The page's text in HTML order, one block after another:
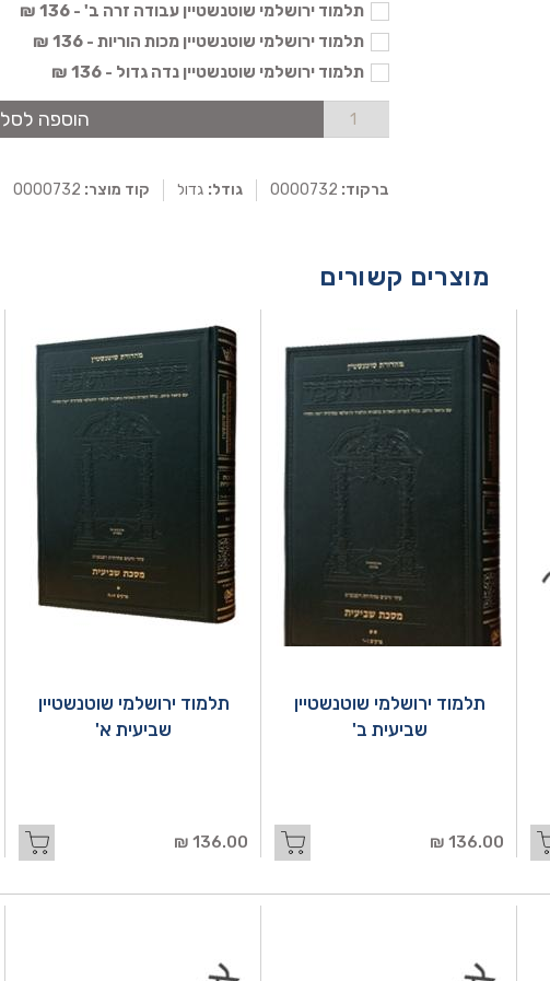
תלמוד ירושלמי שוטנשטיין עבודה זרה ב' - 136 ₪
תלמוד ירושלמי שוטנשטיין מכות הוריות - 136 ₪
תלמוד ירושלמי שוטנשטיין נדה גדול - 136 ₪
הוספה לסל
ברקוד: גודל: גדול קוד מוצר:
מוצרים קשורים
תלמוד ירושלמי שוטנשטיין
שביעית ב'
136.00 ₪
תלמוד ירושלמי שוטנשטיין
שביעית א'
136.00 ₪